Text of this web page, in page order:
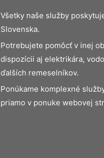
Všetky naše služby
Slovenska.
Potrebujete pomôcť v inej
dispozícii aj elektrikára,
ďalších remeselníkov.
Ponúkame komplexné
priamo v ponuke webovej